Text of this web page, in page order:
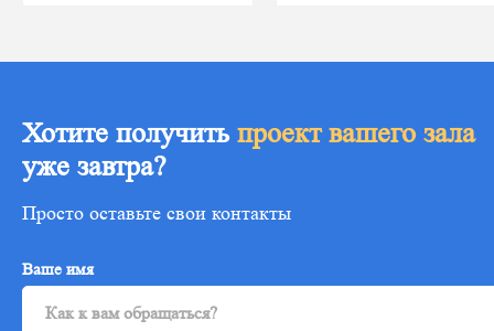
Хотите получить проект вашего зала
уже завтра?
Просто оставьте свои контакты
Ваше имя